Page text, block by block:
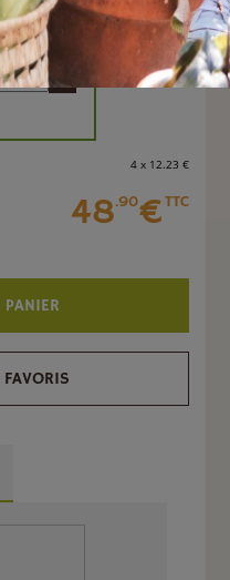
+
4 x 12.23 €
48.90€TTC